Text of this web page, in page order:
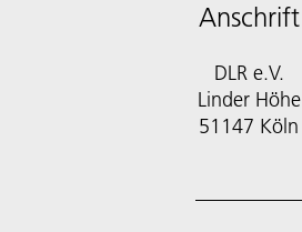
Anschrift
DLR e.V.
Linder Höhe
51147 Köln